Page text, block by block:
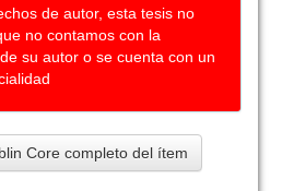
de autor, esta tesis no
no contamos con la
su autor o se cuenta con un
Core completo del ítem